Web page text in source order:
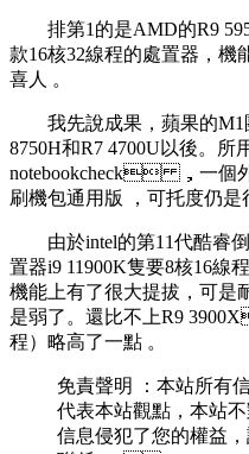
排第1的是AMD的R9
款16核32線程的處置器，機能
喜人  。
我先說成果，蘋果的
8750H和R7 4700U以後。
notebookcheck ，一個
刷機包通用版 ，可托度仍是
由於intel的第11代酷睿倒
置器i9 11900K隻要8核16線程
機能上有了很大提拔 ，可
是弱了。還比不上R9
程）略高了一點 。
免責聲明 ：本站所
代表本站觀點，本
信息侵犯了您的權益